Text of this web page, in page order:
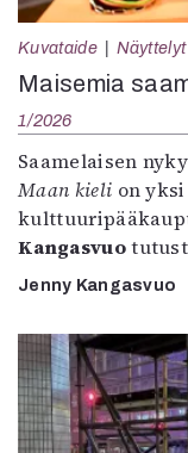
Kuvataide Näyttelyt
Maisemia
1/2026
Saamelaisen
Maan kieli on
Kangasvuo
Jenny Kangasvuo